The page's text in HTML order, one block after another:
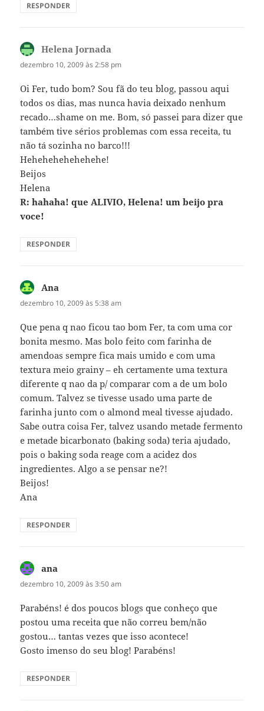
RESPONDER
Helena Jornada
dezembro 10, 2009 às 2:58 pm
Oi Fer, tudo bom? Sou fã do teu blog, passou aqui
todos os dias, mas nunca havia deixado nenhum
recado…shame on me. Bom, só passei para dizer que
também tive sérios problemas com essa receita, tu
não tá sozinha no barco!!!
Hehehehehehehehe!
Beijos
Helena
R: hahaha! que ALIVIO, Helena! um beijo pra
voce!
RESPONDER
Ana
dezembro 10, 2009 às 5:38 am
Que pena q nao ficou tao bom Fer, ta com uma cor
bonita mesmo. Mas bolo feito com farinha de
amendoas sempre fica mais umido e com uma
textura meio grainy – eh certamente uma textura
diferente q nao da p/ comparar com a de um bolo
comum. Talvez se tivesse usado uma parte de
farinha junto com o almond meal tivesse ajudado.
Sabe outra coisa Fer, talvez usando metade fermento
e metade bicarbonato (baking soda) teria ajudado,
pois o baking soda reage com a acidez dos
ingredientes. Algo a se pensar ne?!
Beijos!
Ana
RESPONDER
ana
dezembro 10, 2009 às 3:50 am
Parabéns! é dos poucos blogs que conheço que
postou uma receita que não correu bem/não
gostou… tantas vezes que isso acontece!
Gosto imenso do seu blog! Parabéns!
RESPONDER